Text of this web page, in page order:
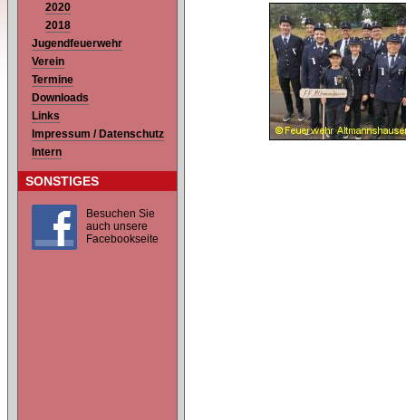
2020
2018
Jugendfeuerwehr
Verein
Termine
Downloads
Links
Impressum / Datenschutz
Intern
SONSTIGES
Besuchen Sie
auch unsere
Facebookseite